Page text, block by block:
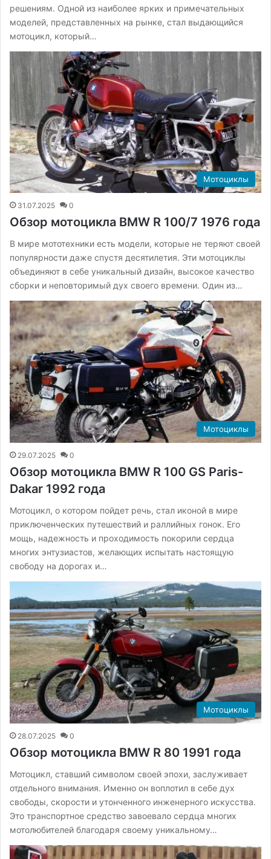
решениям. Одной из наиболее ярких и примечательных
моделей, представленных на рынке, стал выдающийся
мотоцикл, который…
Мотоциклы
31.07.2025 0
Обзор мотоцикла BMW R 100/7 1976 года
В мире мототехники есть модели, которые не теряют своей
популярности даже спустя десятилетия. Эти мотоциклы
объединяют в себе уникальный дизайн, высокое качество
сборки и неповторимый дух своего времени. Один из…
Мотоциклы
29.07.2025 0
Обзор мотоцикла BMW R 100 GS Paris-
Dakar 1992 года
Мотоцикл, о котором пойдет речь, стал иконой в мире
приключенческих путешествий и раллийных гонок. Его
мощь, надежность и проходимость покорили сердца
многих энтузиастов, желающих испытать настоящую
свободу на дорогах и…
Мотоциклы
28.07.2025 0
Обзор мотоцикла BMW R 80 1991 года
Мотоцикл, ставший символом своей эпохи, заслуживает
отдельного внимания. Именно он воплотил в себе дух
свободы, скорости и утонченного инженерного искусства.
Это транспортное средство завоевало сердца многих
мотолюбителей благодаря своему уникальному…